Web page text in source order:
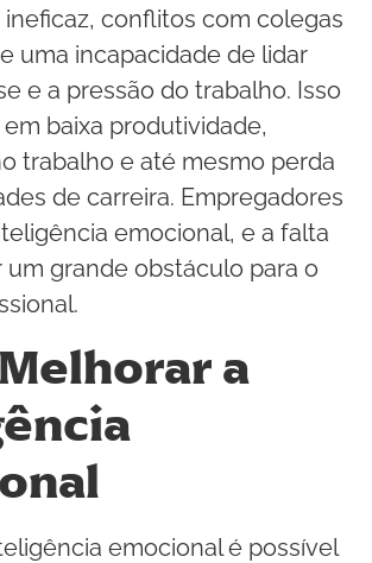
conflitos com colegas
uma incapacidade de lidar
e a pressão do trabalho. Isso
baixa produtividade,
trabalho e até mesmo perda
de carreira. Empregadores
emocional, e a falta
um grande obstáculo para o
a
emocional é possível